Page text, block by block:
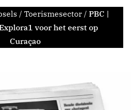
/ Toerismesector / PBC |
voor het eerst op
Curaçao